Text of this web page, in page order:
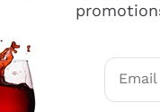
Email